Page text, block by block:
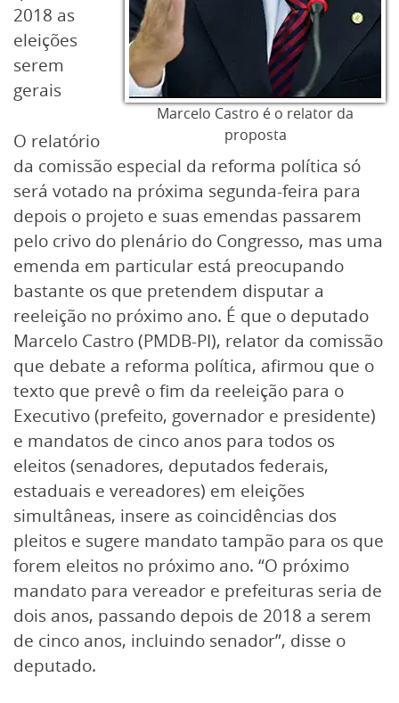
Marcelo Castro é o relator da
proposta
2018 as
eleições
serem
gerais
O relatório
da comissão especial da reforma política só
será votado na próxima segunda-feira para
depois o projeto e suas emendas passarem
pelo crivo do plenário do Congresso, mas uma
emenda em particular está preocupando
bastante os que pretendem disputar a
reeleição no próximo ano. É que o deputado
Marcelo Castro (PMDB-PI), relator da comissão
que debate a reforma política, afirmou que o
texto que prevê o fim da reeleição para o
Executivo (prefeito, governador e presidente)
e mandatos de cinco anos para todos os
eleitos (senadores, deputados federais,
estaduais e vereadores) em eleições
simultâneas, insere as coincidências dos
pleitos e sugere mandato tampão para os que
forem eleitos no próximo ano. “O próximo
mandato para vereador e prefeituras seria de
dois anos, passando depois de 2018 a serem
de cinco anos, incluindo senador”, disse o
deputado.